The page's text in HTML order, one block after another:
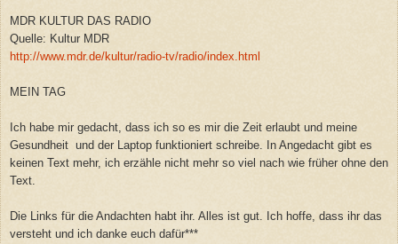
MDR KULTUR DAS RADIO
Quelle: Kultur MDR
http://www.mdr.de/kultur/radio-tv/radio/index.html
MEIN TAG
Ich habe mir gedacht, dass ich so es mir die Zeit erlaubt und meine
Gesundheit und der Laptop funktioniert schreibe. In Angedacht gibt es
keinen Text mehr, ich erzähle nicht mehr so viel nach wie früher ohne den
Text.
Die Links für die Andachten habt ihr. Alles ist gut. Ich hoffe, dass ihr das
versteht und ich danke euch dafür***